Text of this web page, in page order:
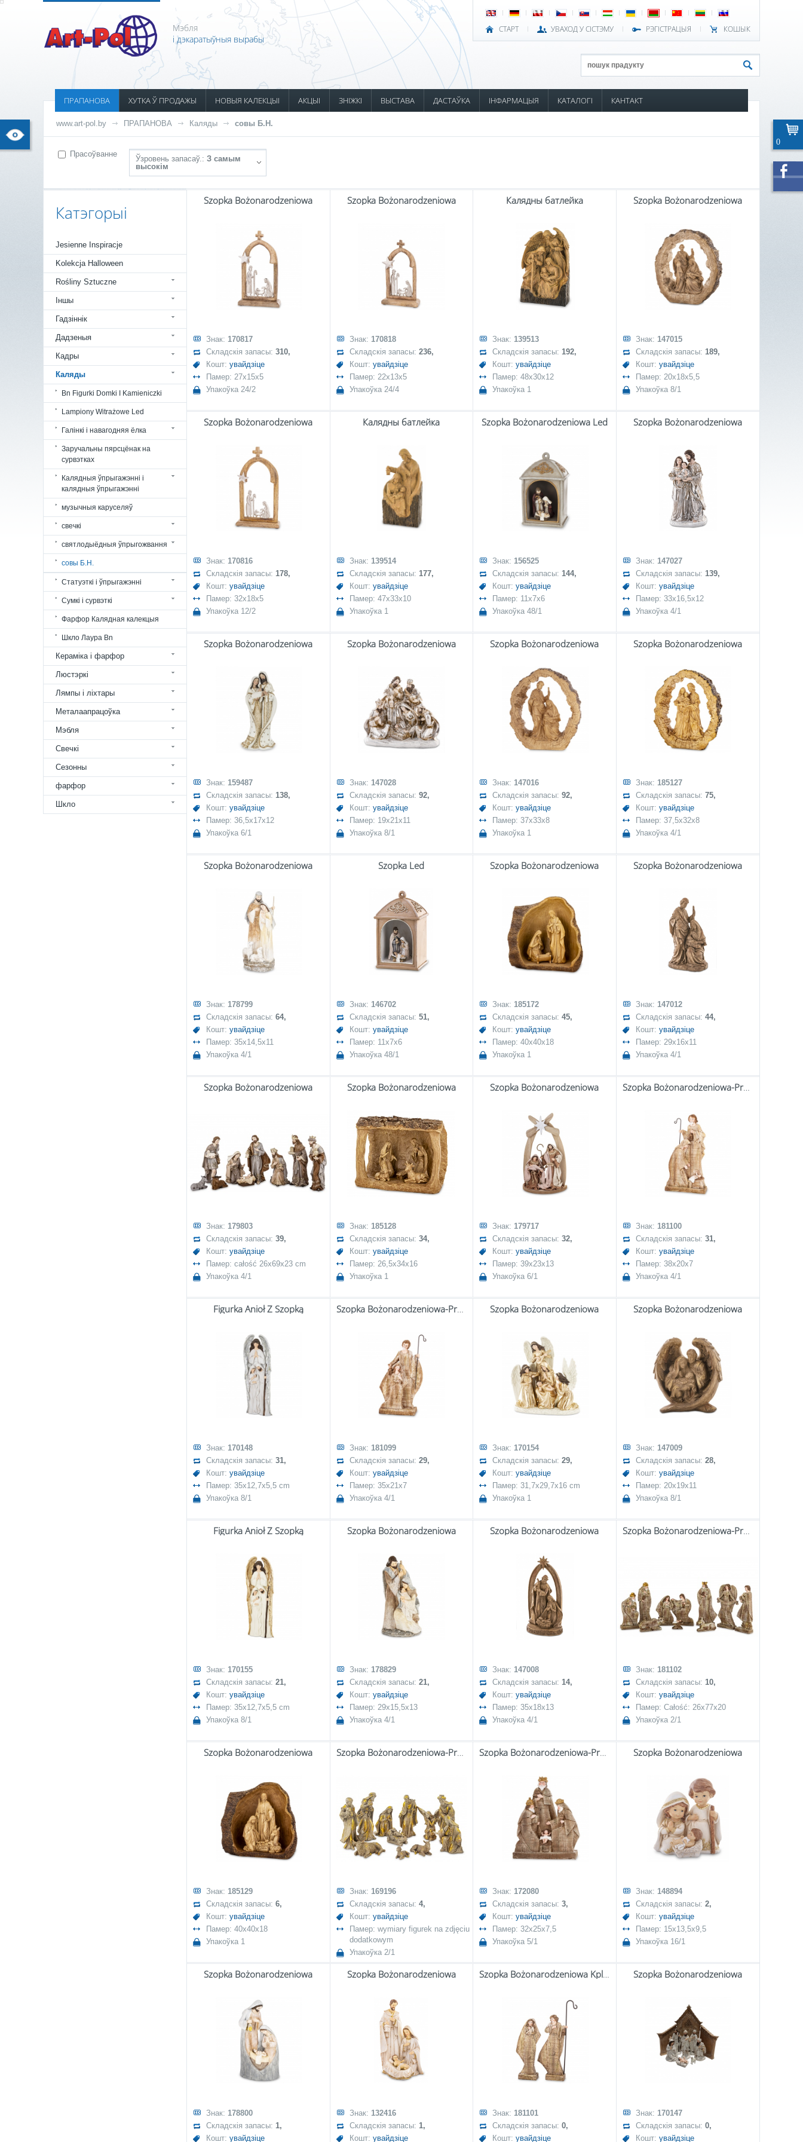
СТАРТ УВАХОД У СІСТЭМУ РЭГІСТРАЦЫЯ КОШЫК
Мэбля
і дэкаратыўныя вырабы
ПРАПАНОВА ХУТКА Ў ПРОДАЖЫ НОВЫЯ КАЛЕКЦЫІ АКЦЫІ ЗНІЖКІ ВЫСТАВА ДАСТАЎКА ІНФАРМАЦЫЯ КАТАЛОГІ КАНТАКТ
www.art-pol.by ПРАПАНОВА Каляды совы Б.Н.
Прасоўванне
Ўзровень запасаў.: З самым
высокім
Катэгорыі
Jesienne Inspiracje
Kolekcja Halloween
Rośliny Sztuczne
Іншы
Гадзіннік
Дадзеныя
Кадры
Каляды
Bn Figurki Domki I Kamieniczki
Lampiony Witrażowe Led
Галінкі і навагодняя ёлка
Заручальны пярсцёнак на
сурвэтках
Калядныя ўпрыгажэнні і
калядныя ўпрыгажэнні
музычныя каруселяў
свечкі
святлодыёдныя ўпрыгожвання
совы Б.Н.
Статуэткі і ўпрыгажэнні
Сумкі і сурвэткі
Фарфор Калядная калекцыя
Шкло Лаура Bn
Кераміка і фарфор
Люстэркі
Лямпы і ліхтары
Металаапрацоўка
Мэбля
Свечкі
Сезонны
фарфор
Шкло
Szopka Bożonarodzeniowa
Знак: 170817
Складскія запасы: 310,
Кошт: увайдзіце
Памер: 27x15x5
Упакоўка 24/2
Szopka Bożonarodzeniowa
Знак: 170818
Складскія запасы: 236,
Кошт: увайдзіце
Памер: 22x13x5
Упакоўка 24/4
Калядны батлейка
Знак: 139513
Складскія запасы: 192,
Кошт: увайдзіце
Памер: 48x30x12
Упакоўка 1
Szopka Bożonarodzeniowa
Знак: 147015
Складскія запасы: 189,
Кошт: увайдзіце
Памер: 20x18x5,5
Упакоўка 8/1
Szopka Bożonarodzeniowa
Знак: 170816
Складскія запасы: 178,
Кошт: увайдзіце
Памер: 32x18x5
Упакоўка 12/2
Калядны батлейка
Знак: 139514
Складскія запасы: 177,
Кошт: увайдзіце
Памер: 47x33x10
Упакоўка 1
Szopka Bożonarodzeniowa Led
Знак: 156525
Складскія запасы: 144,
Кошт: увайдзіце
Памер: 11x7x6
Упакоўка 48/1
Szopka Bożonarodzeniowa
Знак: 147027
Складскія запасы: 139,
Кошт: увайдзіце
Памер: 33x16,5x12
Упакоўка 4/1
Szopka Bożonarodzeniowa
Знак: 159487
Складскія запасы: 138,
Кошт: увайдзіце
Памер: 36,5x17x12
Упакоўка 6/1
Szopka Bożonarodzeniowa
Знак: 147028
Складскія запасы: 92,
Кошт: увайдзіце
Памер: 19x21x11
Упакоўка 8/1
Szopka Bożonarodzeniowa
Знак: 147016
Складскія запасы: 92,
Кошт: увайдзіце
Памер: 37x33x8
Упакоўка 1
Szopka Bożonarodzeniowa
Знак: 185127
Складскія запасы: 75,
Кошт: увайдзіце
Памер: 37,5x32x8
Упакоўка 4/1
Szopka Bożonarodzeniowa
Знак: 178799
Складскія запасы: 64,
Кошт: увайдзіце
Памер: 35x14,5x11
Упакоўка 4/1
Szopka Led
Знак: 146702
Складскія запасы: 51,
Кошт: увайдзіце
Памер: 11x7x6
Упакоўка 48/1
Szopka Bożonarodzeniowa
Знак: 185172
Складскія запасы: 45,
Кошт: увайдзіце
Памер: 40x40x18
Упакоўка 1
Szopka Bożonarodzeniowa
Знак: 147012
Складскія запасы: 44,
Кошт: увайдзіце
Памер: 29x16x11
Упакоўка 4/1
Szopka Bożonarodzeniowa
Знак: 179803
Складскія запасы: 39,
Кошт: увайдзіце
Памер: całość 26x69x23 cm
Упакоўка 4/1
Szopka Bożonarodzeniowa
Знак: 185128
Складскія запасы: 34,
Кошт: увайдзіце
Памер: 26,5x34x16
Упакоўка 1
Szopka Bożonarodzeniowa
Знак: 179717
Складскія запасы: 32,
Кошт: увайдзіце
Памер: 39x23x13
Упакоўка 6/1
Szopka Bożonarodzeniowa-Prom.
Знак: 181100
Складскія запасы: 31,
Кошт: увайдзіце
Памер: 38x20x7
Упакоўка 4/1
Figurka Anioł Z Szopką
Знак: 170148
Складскія запасы: 31,
Кошт: увайдзіце
Памер: 35x12,7x5,5 cm
Упакоўка 8/1
Szopka Bożonarodzeniowa-Prom.
Знак: 181099
Складскія запасы: 29,
Кошт: увайдзіце
Памер: 35x21x7
Упакоўка 4/1
Szopka Bożonarodzeniowa
Знак: 170154
Складскія запасы: 29,
Кошт: увайдзіце
Памер: 31,7x29,7x16 cm
Упакоўка 1
Szopka Bożonarodzeniowa
Знак: 147009
Складскія запасы: 28,
Кошт: увайдзіце
Памер: 20x19x11
Упакоўка 8/1
Figurka Anioł Z Szopką
Знак: 170155
Складскія запасы: 21,
Кошт: увайдзіце
Памер: 35x12,7x5,5 cm
Упакоўка 8/1
Szopka Bożonarodzeniowa
Знак: 178829
Складскія запасы: 21,
Кошт: увайдзіце
Памер: 29x15,5x13
Упакоўка 4/1
Szopka Bożonarodzeniowa
Знак: 147008
Складскія запасы: 14,
Кошт: увайдзіце
Памер: 35x18x13
Упакоўка 4/1
Szopka Bożonarodzeniowa-Prom.
Знак: 181102
Складскія запасы: 10,
Кошт: увайдзіце
Памер: Całość: 26x77x20
Упакоўка 2/1
Szopka Bożonarodzeniowa
Знак: 185129
Складскія запасы: 6,
Кошт: увайдзіце
Памер: 40x40x18
Упакоўка 1
Szopka Bożonarodzeniowa-Prom.
Знак: 169196
Складскія запасы: 4,
Кошт: увайдзіце
Памер: wymiary figurek na zdjęciu
dodatkowym
Упакоўка 2/1
Szopka Bożonarodzeniowa-Prom.
Знак: 172080
Складскія запасы: 3,
Кошт: увайдзіце
Памер: 32x25x7,5
Упакоўка 5/1
Szopka Bożonarodzeniowa
Знак: 148894
Складскія запасы: 2,
Кошт: увайдзіце
Памер: 15x13,5x9,5
Упакоўка 16/1
Szopka Bożonarodzeniowa
Знак: 178800
Складскія запасы: 1,
Кошт: увайдзіце
Szopka Bożonarodzeniowa
Знак: 132416
Складскія запасы: 1,
Кошт: увайдзіце
Szopka Bożonarodzeniowa Kpl. 2 Szt.-Prom.
Знак: 181101
Складскія запасы: 0,
Кошт: увайдзіце
Szopka Bożonarodzeniowa
Знак: 170147
Складскія запасы: 0,
Кошт: увайдзіце
0